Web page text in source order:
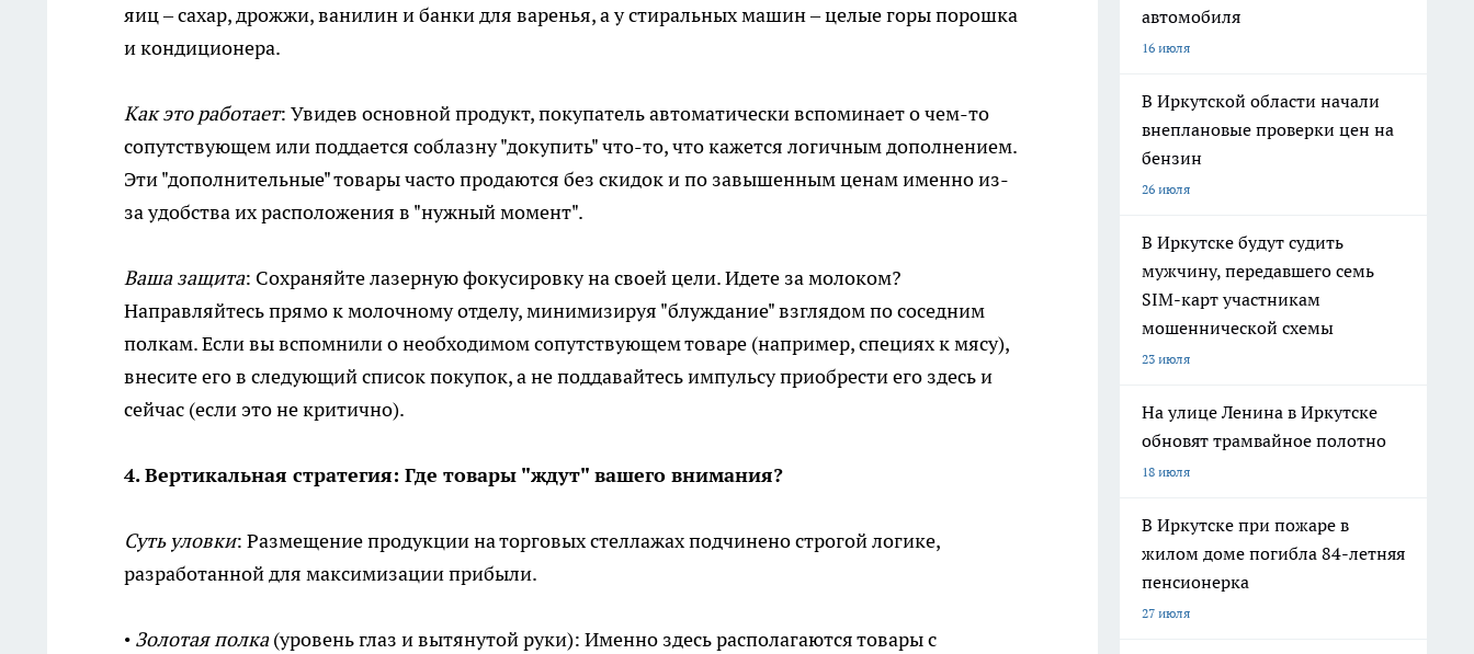
яиц – сахар, дрожжи, ванилин и банки для варенья, а у стиральных машин – целые горы порошка
и кондиционера.
Как это работает: Увидев основной продукт, покупатель автоматически вспоминает о чем-то
сопутствующем или поддается соблазну "докупить" что-то, что кажется логичным дополнением.
Эти "дополнительные" товары часто продаются без скидок и по завышенным ценам именно из-
за удобства их расположения в "нужный момент".
Ваша защита: Сохраняйте лазерную фокусировку на своей цели. Идете за молоком?
Направляйтесь прямо к молочному отделу, минимизируя "блуждание" взглядом по соседним
полкам. Если вы вспомнили о необходимом сопутствующем товаре (например, специях к мясу),
внесите его в следующий список покупок, а не поддавайтесь импульсу приобрести его здесь и
сейчас (если это не критично).
4. Вертикальная стратегия: Где товары "ждут" вашего внимания?
Суть уловки: Размещение продукции на торговых стеллажах подчинено строгой логике,
разработанной для максимизации прибыли.
• Золотая полка(уровень глаз и вытянутой руки): Именно здесь располагаются товары с
автомобиля
16 июля
В Иркутской области начали
внеплановые проверки цен на
бензин
26 июля
В Иркутске будут судить
мужчину, передавшего семь
SIM-карт участникам
мошеннической схемы
23 июля
На улице Ленина в Иркутске
обновят трамвайное полотно
18 июля
В Иркутске при пожаре в
жилом доме погибла 84-летняя
пенсионерка
27 июля